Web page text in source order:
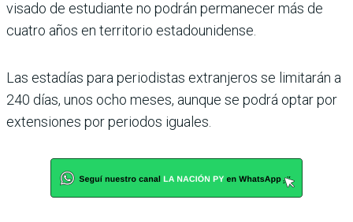
visado de estudiante no podrán permanecer más de
cuatro años en territorio estadounidense.
Las estadías para periodistas extranjeros se limitarán a
240 días, unos ocho meses, aunque se podrá optar por
extensiones por periodos iguales.